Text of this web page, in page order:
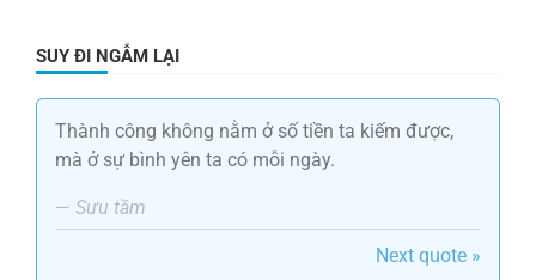
SUY ĐI NGẪM LẠI
Thành công không nằm ở số tiền ta kiếm được,
mà ở sự bình yên ta có mỗi ngày.
— Sưu tầm
Next quote »